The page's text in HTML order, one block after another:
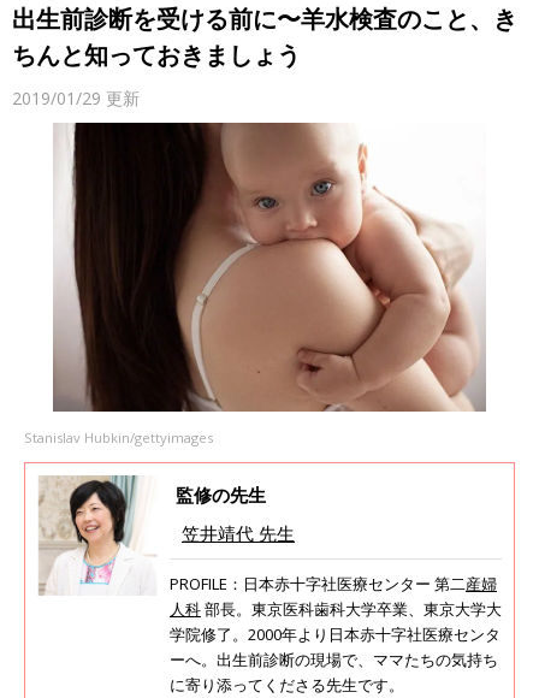
出生前診断を受ける前に〜羊水検査のこと、き
ちんと知っておきましょう
2019/01/29 更新
Stanislav Hubkin/gettyimages
監修の先生
笠井靖代 先生
PROFILE：日本赤十字社医療センター 第二産婦
人科部長。東京医科歯科大学卒業、東京大学大
学院修了。2000年より日本赤十字社医療センタ
ーへ。出生前診断の現場で、ママたちの気持ち
に寄り添ってくださる先生です。